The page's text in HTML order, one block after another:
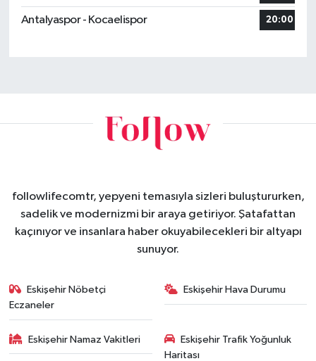
Antalyaspor - Kocaelispor 20:00
followlifecomtr, yepyeni temasıyla sizleri buluştururken,
sadelik ve modernizmi bir araya getiriyor. Şatafattan
kaçınıyor ve insanlara haber okuyabilecekleri bir altyapı
sunuyor.
Eskişehir Nöbetçi
Eczaneler
Eskişehir Hava Durumu
Eskişehir Namaz Vakitleri
Eskişehir Trafik Yoğunluk
Haritası